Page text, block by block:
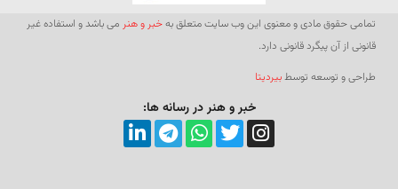
تمامی حقوق مادی و معنوی این وب سایت متعلق بهخبر و هنر می باشد و استفاده غیر
قانونی از آن پیگرد قانونی دارد.
طراحی و توسعه توسطبیردیتا
خبر و هنر در رسانه ها: